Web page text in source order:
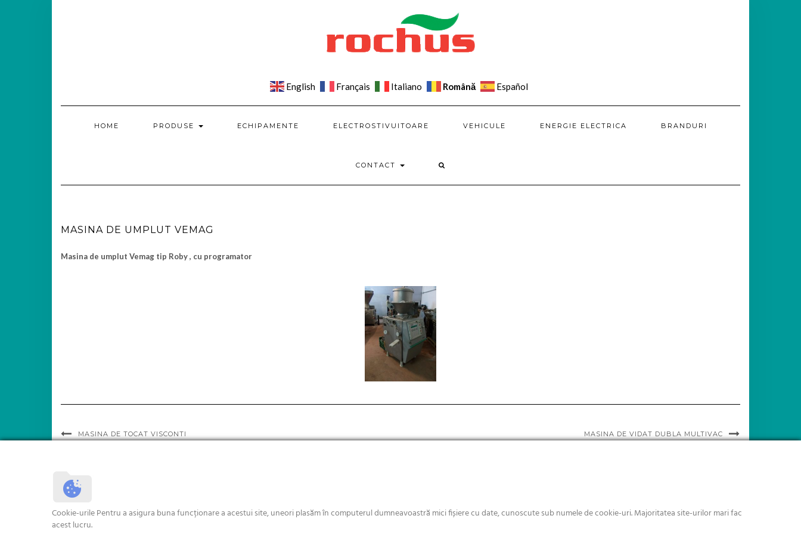
English Français Italiano Română Español
HOME PRODUSE ECHIPAMENTE ELECTROSTIVUITOARE VEHICULE ENERGIE ELECTRICA BRANDURI
CONTACT
MASINA DE UMPLUT VEMAG
Masina de umplut Vemag tip Roby , cu programator
MASINA DE TOCAT VISCONTI MASINA DE VIDAT DUBLA MULTIVAC
Cookie-urile Pentru a asigura buna funcționare a acestui site, uneori plasăm în computerul dumneavoastră mici fișiere cu date, cunoscute sub numele de cookie-uri. Majoritatea site-urilor mari fac
acest lucru.